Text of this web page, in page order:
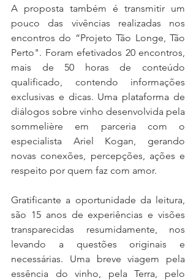
A proposta também é transmitir um
pouco das vivências realizadas nos
encontros do “Projeto Tão Longe, Tão
Perto". Foram efetivados 20 encontros,
mais de 50 horas de conteúdo
qualificado, contendo informações
exclusivas e dicas. Uma plataforma de
diálogos sobre vinho desenvolvida pela
sommelière em parceria com o
especialista Ariel Kogan, gerando
novas conexões, percepções, ações e
respeito por quem faz com amor.
Gratificante a oportunidade da leitura,
são 15 anos de experiências e visões
transparecidas resumidamente, nos
levando a questões originais e
necessárias. Uma breve viagem pela
essência do vinho, pela Terra, pelo